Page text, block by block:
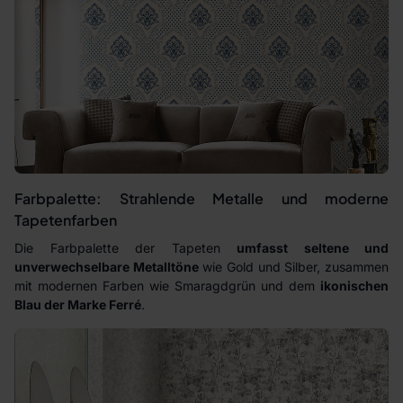
Farbpalette: Strahlende Metalle und moderne
Tapetenfarben
Die Farbpalette der Tapeten umfasst seltene und
unverwechselbare Metalltönewie Gold und Silber, zusammen
mit modernen Farben wie Smaragdgrün und dem ikonischen
Blau der Marke Ferré.